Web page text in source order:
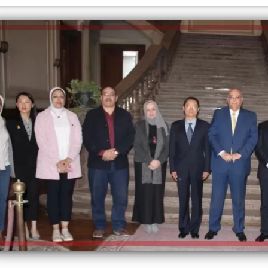
إلهام شرشر تكتب: دي مبقتش كورة..
دي سياسة
الكاتبة إلهام شرشر تهنئ الرئيس
السيسي بعيد ميلاده وتُشيد بجهوده
في بناء الدولة